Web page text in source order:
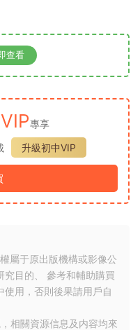
查看
專享
升級初中VIP
屬于原出版機構或影像公
究目的、 參考和輔助購買
用，否則後果請用戶自
相關資源信息及内容均來